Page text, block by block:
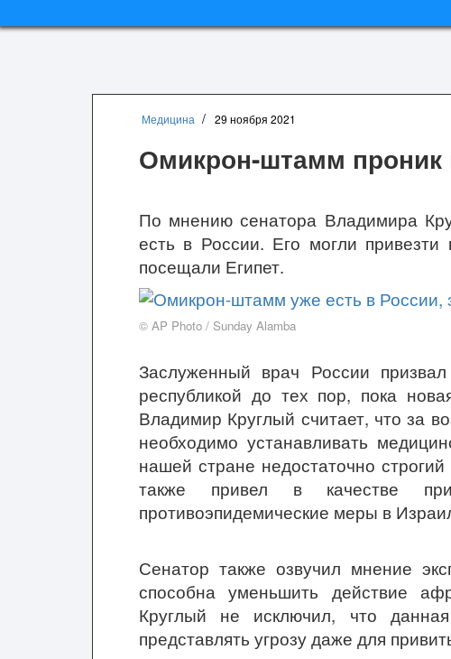
Медицина 29 ноября 2021
Омикрон-штамм
По мнению сенатора Владимира
есть в России. Его могли привезти
посещали Египет.
© AP Photo / Sunday Alamba
Заслуженный врач России
республикой до тех пор, пока
Владимир Круглый считает, что за
необходимо устанавливать
нашей стране недостаточно
также привел в качестве
противоэпидемические меры в
Сенатор также озвучил мнение
способна уменьшить действие
Круглый не исключил, что
представлять угрозу даже для